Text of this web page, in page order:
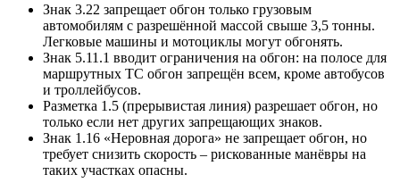
Знак 3.22 запрещает обгон только грузовым
автомобилям с разрешённой массой свыше 3,5 тонны.
Легковые машины и мотоциклы могут обгонять.
Знак 5.11.1 вводит ограничения на обгон: на полосе для
маршрутных ТС обгон запрещён всем, кроме автобусов
и троллейбусов.
Разметка 1.5 (прерывистая линия) разрешает обгон, но
только если нет других запрещающих знаков.
Знак 1.16 «Неровная дорога» не запрещает обгон, но
требует снизить скорость – рискованные манёвры на
таких участках опасны.